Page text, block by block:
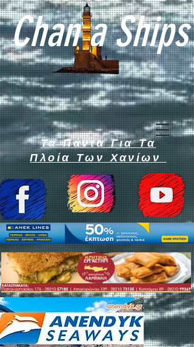
Chan a Ships
Τα Πάντα Για Τα
Πλοία Των Χανίων